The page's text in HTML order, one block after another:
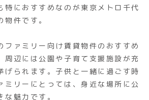
特におすすめなのが東京メトロ千代
件です。
ファミリー向け賃貸物件のおすすめ
周辺には公園や子育て支援施設が充
げられます。子供と一緒に過ごす時
ミリーにとっては、身近な場所に公
魅力です。